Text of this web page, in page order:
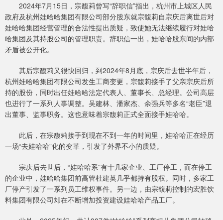
2024年7月15日，宗馥莉曾写“辞职信”指出，杭州市上城区人民
政府及杭州娃哈哈集团有限公司部分股东就宗馥莉自宗庆后离世后对
娃哈哈集团经营管理的合法性提出质疑，致使她无法继续履行对娃哈
哈集团及其持股公司的管理职责。辞职信一出，娃哈哈股东间的内部
矛盾被公开化。
其后宗馥莉又很快回归，到2024年8月底，宗庆后去世半年后，
杭州娃哈哈集团有限公司发生工商变更，宗馥莉接手了父亲宗庆后所
持的股份，同时出任娃哈哈法定代表人、董事长、总经理。公司高层
也进行了一系列人事调整。吴建林、潘家杰、余强兵等多名“老臣”退
出董事、监事职务。这也意味着宗馥莉正式全面接手娃哈哈。
此后，在宗馥莉接手到现在不到一年的时间里，娃哈哈正在经历
一场“去娃哈哈”化的变革，引发了外界不小的质疑。
宗庆后去世后，“娃哈哈系”有十几家企业、工厂停工，而在停工
的企业中，娃哈哈集团前高管杜建英几乎都持有股权。同时，多家工
厂停产引发了一系列员工维权事件。另一边，由宗馥莉控制的宏胜饮
料集团有限公司却在不断增加投资建设娃哈哈产品工厂。